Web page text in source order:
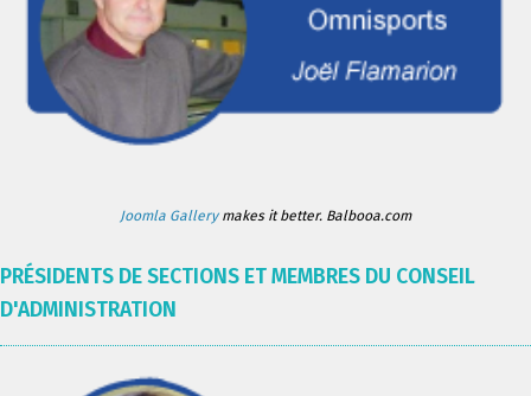
Joomla Gallerymakes it better. Balbooa.com
PRÉSIDENTS DE SECTIONS ET MEMBRES DU CONSEIL
D'ADMINISTRATION